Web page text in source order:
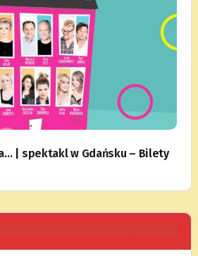
| spektakl w Gdańsku – Bilety